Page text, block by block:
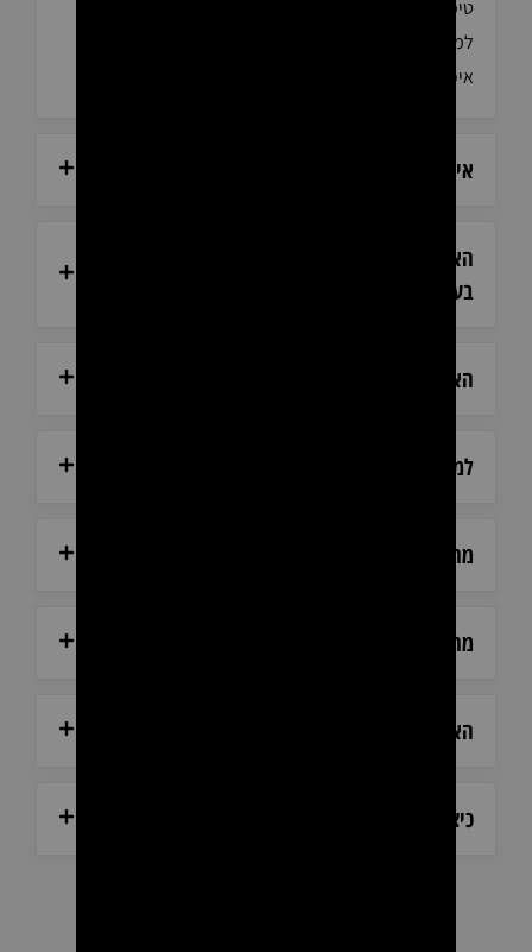
טיפוח, ציוד מקצועי וריהוט למספרות. החברה פועלת
איכותיים, שירות מקצועי וידע רב שנצבר לאורך השנים.
אילו מוצרים ניתן לרכוש באתר?
האם אתם עובדים עם לקוחות פרטיים או רק עם
בעלי מקצוע?
האם המוצרים באתר מקוריים?
למה כדאי לקנות בקוזמיד ביוטי?
מהן שעות הפעילות של אולם התצוגה?
מהן שעות המענה הטלפוני?
האם ניתן לראות את המוצרים לפני הרכישה?
כיצד ניתן ליצור קשר עם שירות הלקוחות?